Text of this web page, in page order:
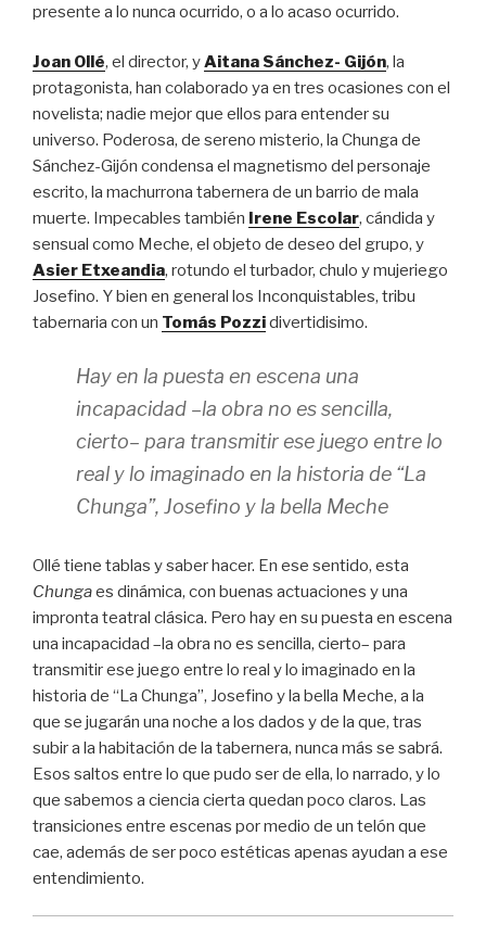
presente a lo nunca ocurrido, o a lo acaso ocurrido.
Joan Ollé, el director, yAitana Sánchez- Gijón, la
protagonista, han colaborado ya en tres ocasiones con el
novelista; nadie mejor que ellos para entender su
universo. Poderosa, de sereno misterio, la Chunga de
Sánchez-Gijón condensa el magnetismo del personaje
escrito, la machurrona tabernera de un barrio de mala
muerte. Impecables también Irene Escolar, cándida y
sensual como Meche, el objeto de deseo del grupo, y
Asier Etxeandia, rotundo el turbador, chulo y mujeriego
Josefino. Y bien en general los Inconquistables, tribu
tabernaria con un Tomás Pozzidivertidisimo.
Hay en la puesta en escena una
incapacidad –la obra no es sencilla,
cierto– para transmitir ese juego entre lo
real y lo imaginado en la historia de “La
Chunga”, Josefino y la bella Meche
Ollé tiene tablas y saber hacer. En ese sentido, esta
Chungaes dinámica, con buenas actuaciones y una
impronta teatral clásica. Pero hay en su puesta en escena
una incapacidad –la obra no es sencilla, cierto– para
transmitir ese juego entre lo real y lo imaginado en la
historia de “La Chunga”, Josefino y la bella Meche, a la
que se jugarán una noche a los dados y de la que, tras
subir a la habitación de la tabernera, nunca más se sabrá.
Esos saltos entre lo que pudo ser de ella, lo narrado, y lo
que sabemos a ciencia cierta quedan poco claros. Las
transiciones entre escenas por medio de un telón que
cae, además de ser poco estéticas apenas ayudan a ese
entendimiento.